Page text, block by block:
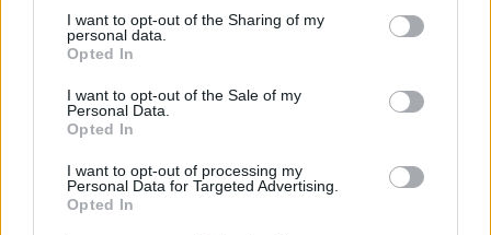
not limited to your visit or usage behaviour. You may click to
grant or deny consent to Google and its third-party tags to
use your data for below specified purposes in below Google
consent section.
I want to opt-out of the Sharing of my
personal data.
Opted In
I want to opt-out of the Sale of my
Personal Data.
Opted In
I want to opt-out of processing my
Personal Data for Targeted Advertising.
Opted In